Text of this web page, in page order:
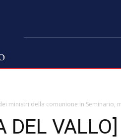
ministri della comunione in Seminario,
DEL